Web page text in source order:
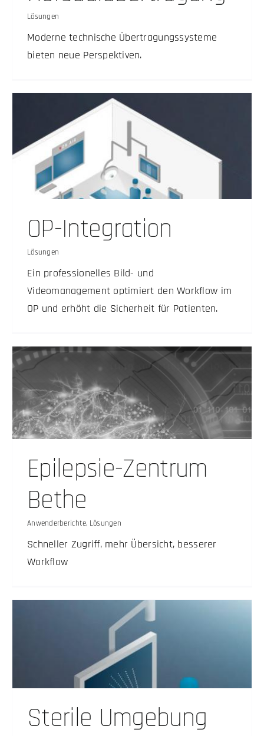
Lösungen
Moderne technische Übertragungssysteme
bieten neue Perspektiven.
OP-Integration
Lösungen
Ein professionelles Bild- und
Videomanagement optimiert den Workflow im
OP und erhöht die Sicherheit für Patienten.
Epilepsie-Zentrum
Bethe
Anwenderberichte, Lösungen
Schneller Zugriff, mehr Übersicht, besserer
Workflow
Sterile Umgebung